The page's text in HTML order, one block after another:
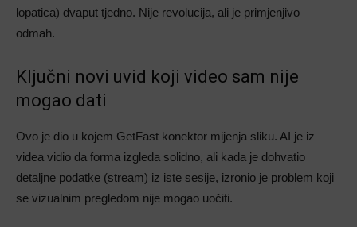
lopatica) dvaput tjedno. Nije revolucija, ali je primjenjivo
odmah.
Ključni novi uvid koji video sam nije
mogao dati
Ovo je dio u kojem GetFast konektor mijenja sliku. AI je iz
videa vidio da forma izgleda solidno, ali kada je dohvatio
detaljne podatke (stream) iz iste sesije, izronio je problem koji
se vizualnim pregledom nije mogao uočiti.